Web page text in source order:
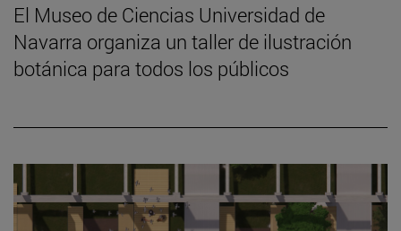
El Museo de Ciencias Universidad de
Navarra organiza un taller de ilustración
botánica para todos los públicos